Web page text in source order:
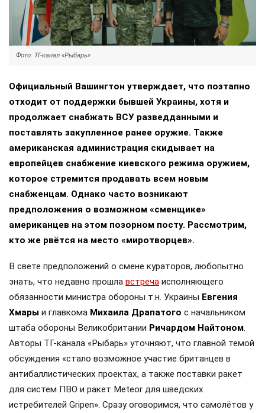
Фото: ТГ-канал «Рыбарь»
Официальный Вашингтон утверждает, что поэтапно
отходит от поддержки бывшей Украины, хотя и
продолжает снабжать ВСУ разведданными и
поставлять закупленное ранее оружие. Также
американская администрация скидывает на
европейцев снабжение киевского режима оружием,
которое стремится продавать всем новым
снабженцам. Однако часто возникают
предположения о возможном «сменщике»
американцев на этом позорном посту. Рассмотрим,
кто же рвётся на место «миротворцев».
В свете предположений о смене кураторов, любопытно
знать, что недавно прошла встреча исполняющего
обязанности министра обороны т.н. Украины Евгения
Хмары и главкома Михаила Драпатого с начальником
штаба обороны Великобритании Ричардом Найтоном.
Авторы ТГ-канала «Рыбарь» уточняют, что главной темой
обсуждения «стало возможное участие британцев в
антибаллистических проектах, а также поставки ракет
для систем ПВО и ракет Meteor для шведских
истребителей Gripen». Сразу оговоримся, что самолётов у